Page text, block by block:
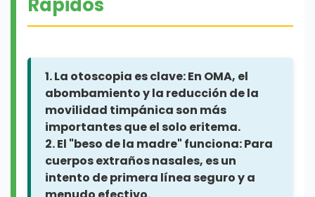
poco colaborador.
ORL/Audiología por Hipoacusia?
Fallo en el screening auditivo
neonatal.
Cualquier sospecha de
hipoacusia en la consulta (ver
banderas rojas).¡La derivación
temprana es clave para el
desarrollo del lenguaje, el habla
1. La otoscopia es clave:En OMA, el
abombamiento y la reducción de la
movilidad timpánica son más
importantes que el solo eritema.
2. El "beso de la madre" funciona:Para
cuerpos extraños nasales, es un
intento de primera línea seguro y a